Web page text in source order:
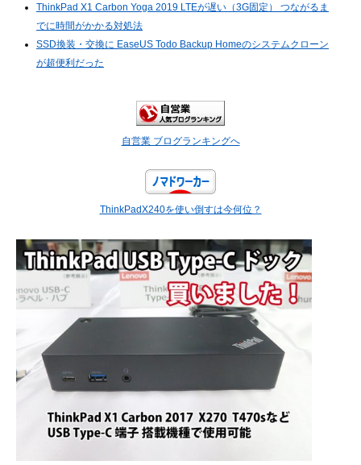
ThinkPad X1 Carbon Yoga 2019 LTEが遅い（3G固定） つながるま
でに時間がかかる対処法
SSD換装・交換に EaseUS Todo Backup Homeのシステムクローン
が超便利だった
自営業 ブログランキングへ
ThinkPadX240を使い倒すは今何位？